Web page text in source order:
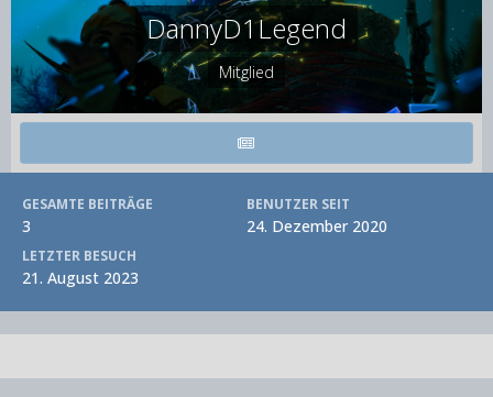
DannyD1Legend
Mitglied
GESAMTE BEITRÄGE
3
BENUTZER SEIT
24. Dezember 2020
LETZTER BESUCH
21. August 2023